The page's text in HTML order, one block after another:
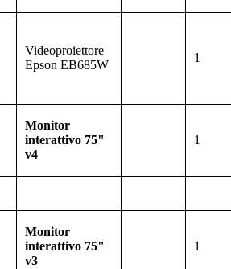
Videoproiettore
Epson EB685W
1
Monitor
interattivo 75"
v4
1
Monitor
interattivo 75"
v3
1